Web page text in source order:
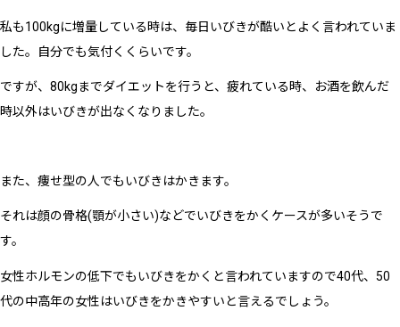
私も100kgに増量している時は、毎日いびきが酷いとよく言われていま
した。自分でも気付くくらいです。
ですが、80kgまでダイエットを行うと、疲れている時、お酒を飲んだ
時以外はいびきが出なくなりました。
また、痩せ型の人でもいびきはかきます。
それは顔の骨格(顎が小さい)などでいびきをかくケースが多いそうで
す。
女性ホルモンの低下でもいびきをかくと言われていますので40代、50
代の中高年の女性はいびきをかきやすいと言えるでしょう。